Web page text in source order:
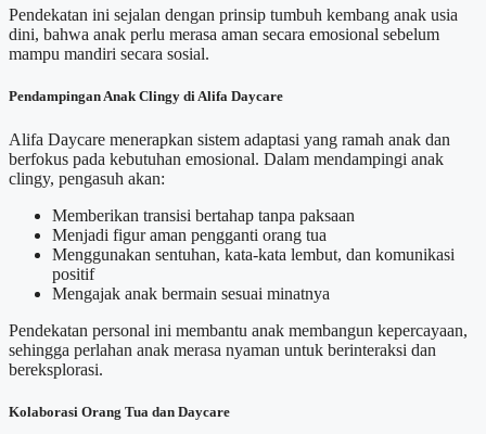
Pendekatan ini sejalan dengan prinsip tumbuh kembang anak usia
dini, bahwa anak perlu merasa aman secara emosional sebelum
mampu mandiri secara sosial.
Pendampingan Anak Clingy di Alifa Daycare
Alifa Daycare menerapkan sistem adaptasi yang ramah anak dan
berfokus pada kebutuhan emosional. Dalam mendampingi anak
clingy, pengasuh akan:
Memberikan transisi bertahap tanpa paksaan
Menjadi figur aman pengganti orang tua
Menggunakan sentuhan, kata-kata lembut, dan komunikasi
positif
Mengajak anak bermain sesuai minatnya
Pendekatan personal ini membantu anak membangun kepercayaan,
sehingga perlahan anak merasa nyaman untuk berinteraksi dan
bereksplorasi.
Kolaborasi Orang Tua dan Daycare